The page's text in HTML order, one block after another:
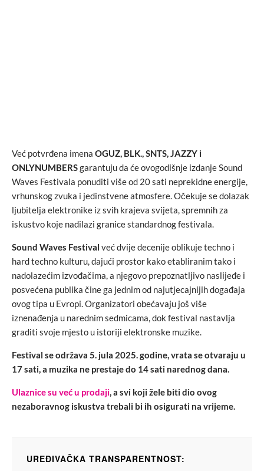
Već potvrđena imena OGUZ, BLK., SNTS, JAZZY i
ONLYNUMBERSgarantuju da će ovogodišnje izdanje Sound
Waves Festivala ponuditi više od 20 sati neprekidne energije,
vrhunskog zvuka i jedinstvene atmosfere. Očekuje se dolazak
ljubitelja elektronike iz svih krajeva svijeta, spremnih za
iskustvo koje nadilazi granice standardnog festivala.
Sound Waves Festival već dvije decenije oblikuje techno i
hard techno kulturu, dajući prostor kako etabliranim tako i
nadolazećim izvođačima, a njegovo prepoznatljivo naslijeđe i
posvećena publika čine ga jednim od najutjecajnijih događaja
ovog tipa u Evropi. Organizatori obećavaju još više
iznenađenja u narednim sedmicama, dok festival nastavlja
graditi svoje mjesto u istoriji elektronske muzike.
Festival se održava 5. jula 2025. godine, vrata se otvaraju u
17 sati, a muzika ne prestaje do 14 sati narednog dana.
Ulaznice su već u prodaji , a svi koji žele biti dio ovog
nezaboravnog iskustva trebali bi ih osigurati na vrijeme.
UREĐIVAČKA TRANSPARENTNOST: